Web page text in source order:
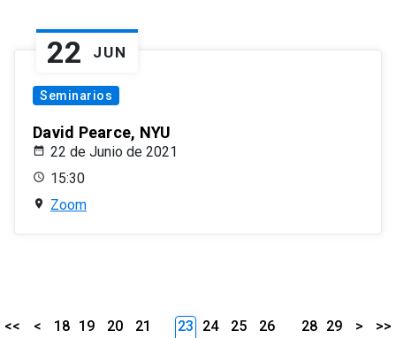
22 JUN
Seminarios
David Pearce, NYU
22 de Junio de 2021
15:30
Zoom
<< < 18 19 20
21
23 24 25
26
28 29 > >>